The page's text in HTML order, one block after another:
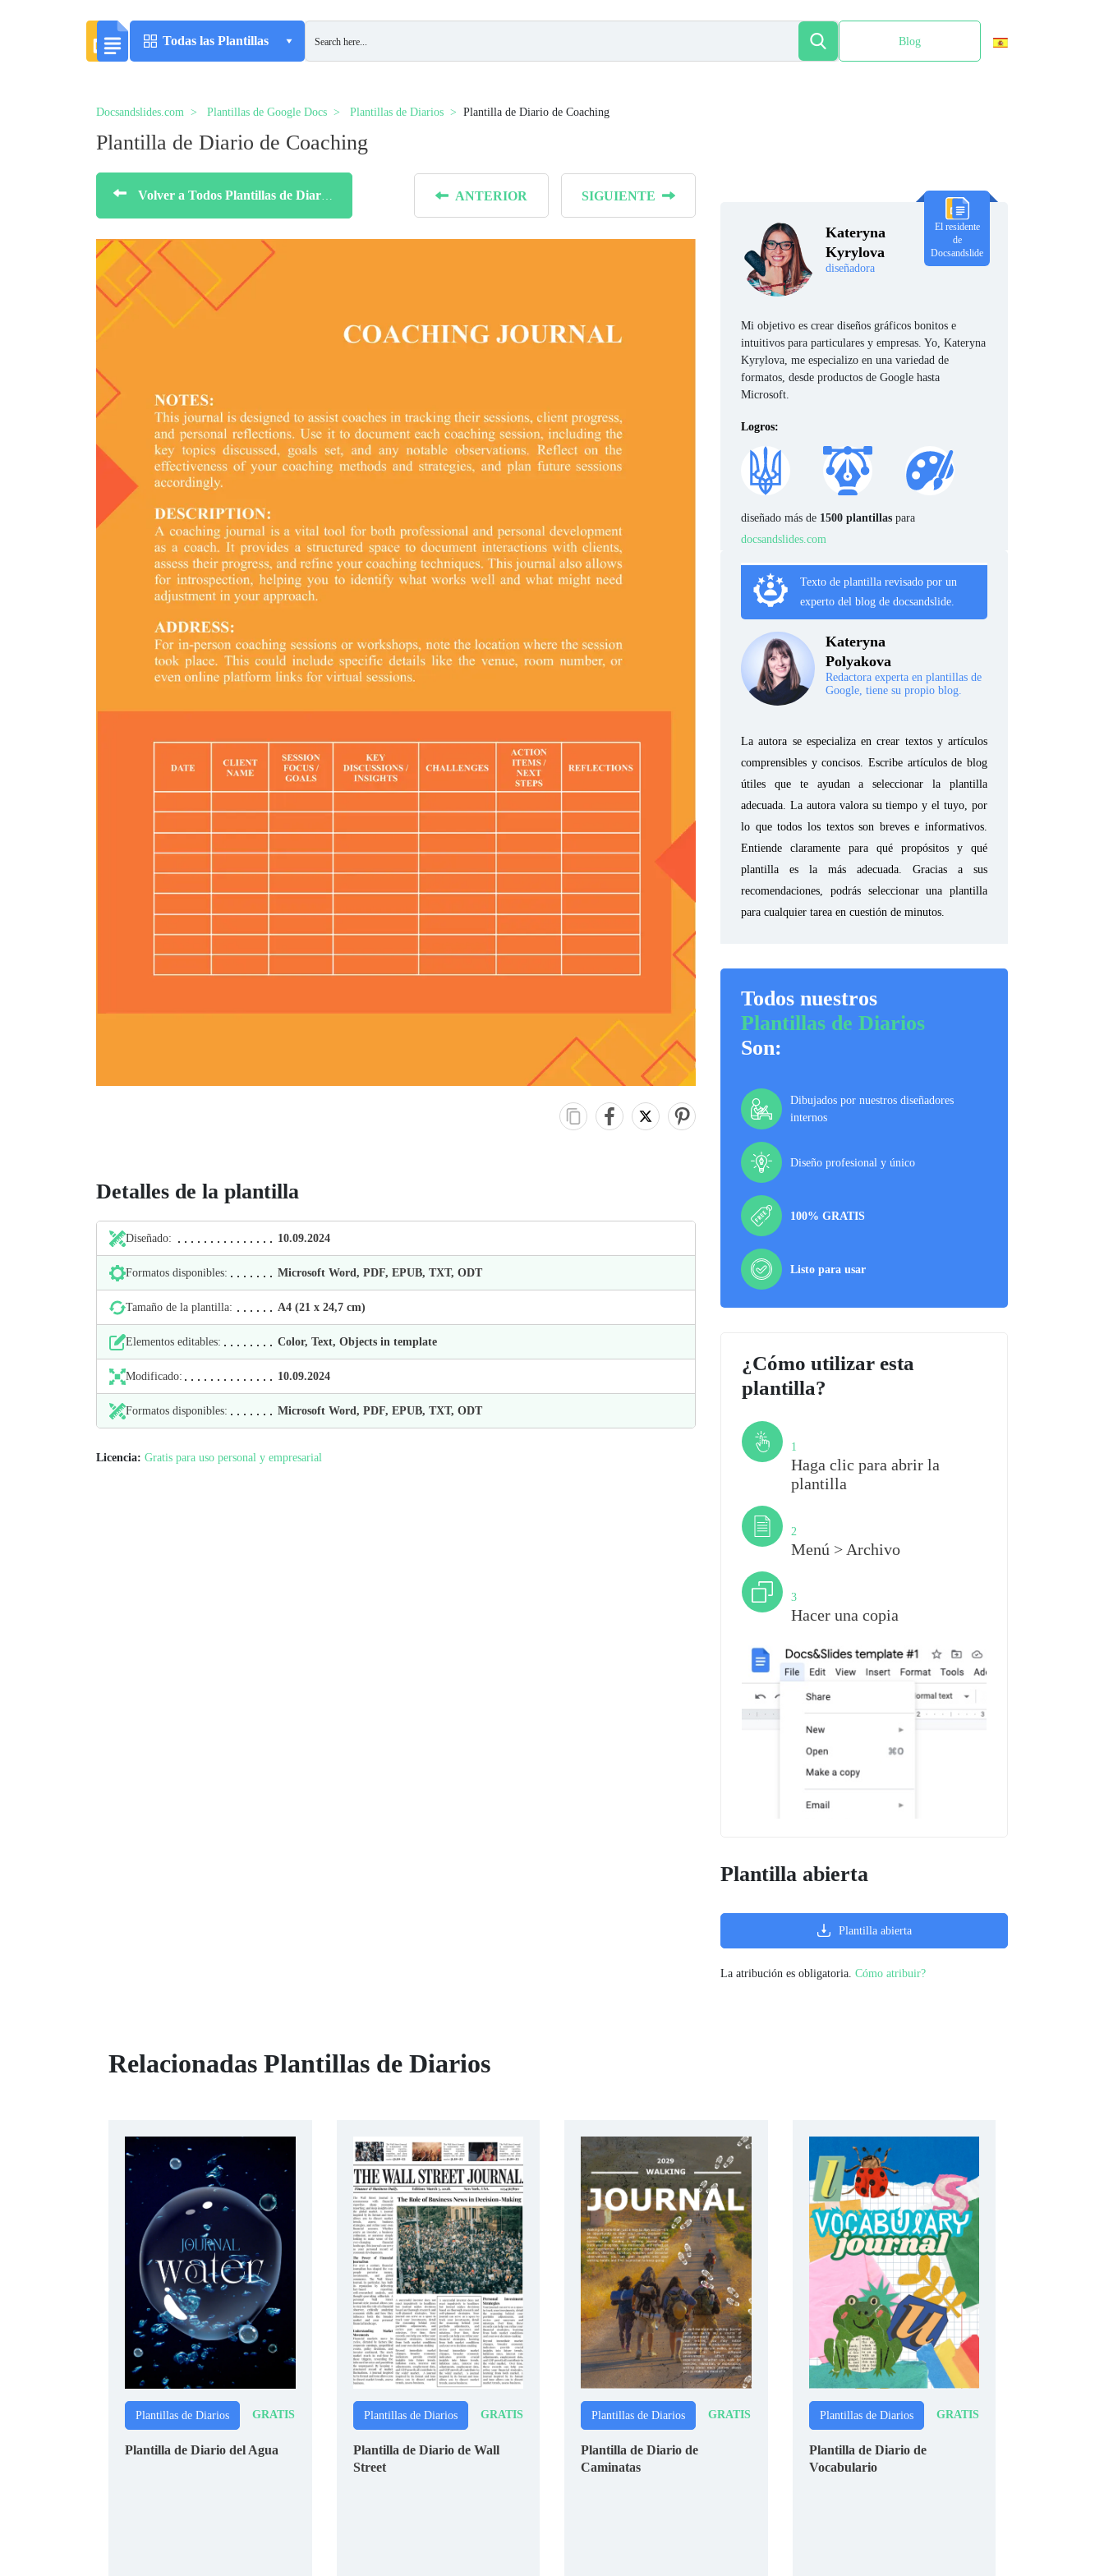
Todas las Plantillas Blog
Docsandslides.com Plantillas de Google Docs Plantillas de Diarios Plantilla de Diario de Coaching
Plantilla de Diario de Coaching
Volver a Todos Plantillas de Diarios ANTERIOR SIGUIENTE
Detalles de la plantilla
Diseñado: 10.09.2024
Formatos disponibles: Microsoft Word, PDF, EPUB, TXT, ODT
Tamaño de la plantilla: А4 (21 х 24,7 cm)
Elementos editables: Color, Text, Objects in template
Modificado: 10.09.2024
Formatos disponibles: Microsoft Word, PDF, EPUB, TXT, ODT
Licencia: Gratis para uso personal y empresarial
Kateryna
Kyrylova
diseñadora
El residente
de
Docsandslide
Mi objetivo es crear diseños gráficos bonitos e
intuitivos para particulares y empresas. Yo, Kateryna
Kyrylova, me especializo en una variedad de
formatos, desde productos de Google hasta
Microsoft.
Logros:
diseñado más de 1500 plantillas para
docsandslides.com
Texto de plantilla revisado por un
experto del blog de docsandslide.
Kateryna
Polyakova
Redactora experta en plantillas de
Google, tiene su propio blog.
La autora se especializa en crear textos y artículos
comprensibles y concisos. Escribe artículos de blog
útiles que te ayudan a seleccionar la plantilla
adecuada. La autora valora su tiempo y el tuyo, por
lo que todos los textos son breves e informativos.
Entiende claramente para qué propósitos y qué
plantilla es la más adecuada. Gracias a sus
recomendaciones, podrás seleccionar una plantilla
para cualquier tarea en cuestión de minutos.
Todos nuestros
Plantillas de Diarios
Son:
Dibujados por nuestros diseñadores
internos
Diseño profesional y único
100% GRATIS
Listo para usar
¿Cómo utilizar esta
plantilla?
1
Haga clic para abrir la
plantilla
2
Menú > Archivo
3
Hacer una copia
Plantilla abierta
Plantilla abierta
La atribución es obligatoria. Cómo atribuir?
Relacionadas Plantillas de Diarios
Plantillas de Diarios GRATIS
Plantilla de Diario del Agua
Plantillas de Diarios GRATIS
Plantilla de Diario de Wall
Street
Plantillas de Diarios GRATIS
Plantilla de Diario de
Caminatas
Plantillas de Diarios GRATIS
Plantilla de Diario de
Vocabulario